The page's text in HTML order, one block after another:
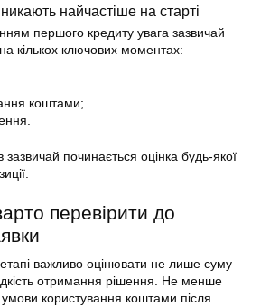
найчастіше на старті
першого кредиту увага зазвичай
кількох ключових моментах:
коштами;
починається оцінка будь-якої
перевірити до
важливо оцінювати не лише суму
отримання рішення. Не менше
користування коштами після